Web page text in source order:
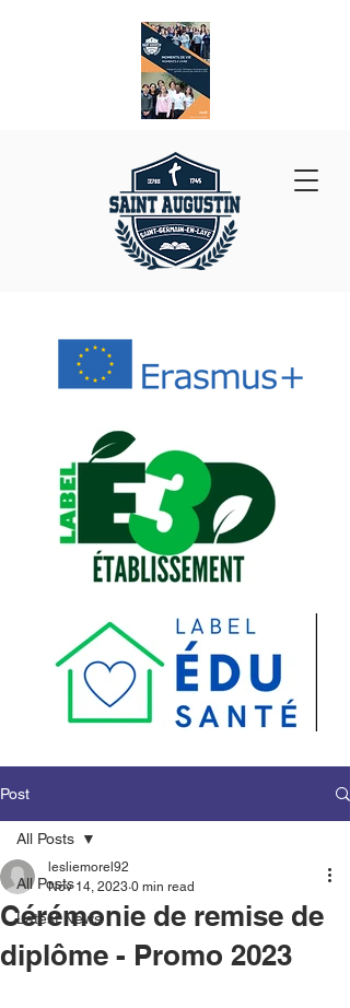
Post
All Posts
Latest News
All Posts
Cérémonie de remise de
diplôme - Promo 2023
lesliemorel92
Nov 14, 2023 0 min read